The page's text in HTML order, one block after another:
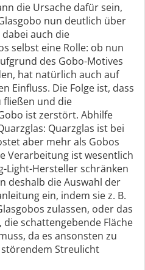
die Ursache dafür sein,
nun deutlich über
auch die
selbst eine Rolle: ob nun
des Gobo-Motives
hat natürlich auch auf
Einfluss. Die Folge ist, dass
fließen und die
ist zerstört. Abhilfe
Quarzglas ist bei
aber mehr als Gobos
Verarbeitung ist wesentlich
Light-Hersteller schränken
deshalb die Auswahl der
ein, indem sie z. B.
zulassen, oder das
die schattengebende Fläche
da es ansonsten zu
Streulicht